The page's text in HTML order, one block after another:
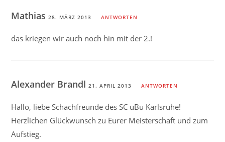
Mathias28. MÄRZ 2013 ANTWORTEN
das kriegen wir auch noch hin mit der 2.!
Alexander Brandl21. APRIL 2013 ANTWORTEN
Hallo, liebe Schachfreunde des SC uBu Karlsruhe!
Herzlichen Glückwunsch zu Eurer Meisterschaft und zum
Aufstieg.